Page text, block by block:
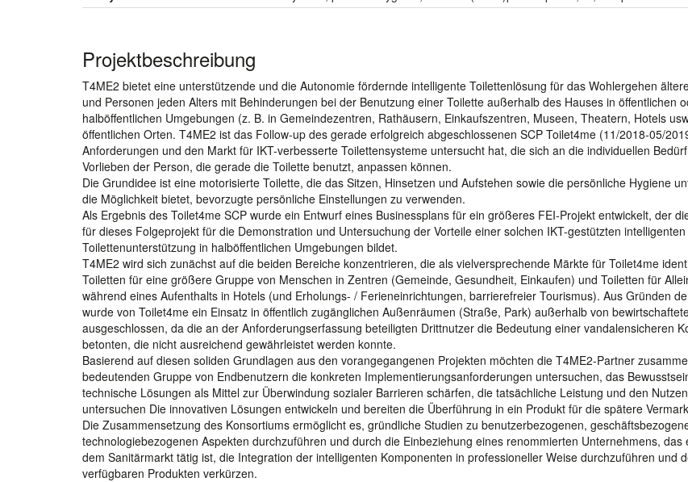
Projektbeschreibung
T4ME2 bietet eine unterstützende und die Autonomie fördernde intelligente Toilettenlösung für das Wohlergehen
und Personen jeden Alters mit Behinderungen bei der Benutzung einer Toilette außerhalb des Hauses in öffentlichen
halböffentlichen Umgebungen (z. B. in Gemeindezentren, Rathäusern, Einkaufszentren, Museen, Theatern, Hotels
öffentlichen Orten. T4ME2 ist das Follow-up des gerade erfolgreich abgeschlossenen SCP Toilet4me (11/2018-05/
Anforderungen und den Markt für IKT-verbesserte Toilettensysteme untersucht hat, die sich an die individuellen
Vorlieben der Person, die gerade die Toilette benutzt, anpassen können.
Die Grundidee ist eine motorisierte Toilette, die das Sitzen, Hinsetzen und Aufstehen sowie die persönliche Hygiene
die Möglichkeit bietet, bevorzugte persönliche Einstellungen zu verwenden.
Als Ergebnis des Toilet4me SCP wurde ein Entwurf eines Businessplans für ein größeres FEI-Projekt entwickelt, der
für dieses Folgeprojekt für die Demonstration und Untersuchung der Vorteile einer solchen IKT-gestützten intelligenten
Toilettenunterstützung in halböffentlichen Umgebungen bildet.
T4ME2 wird sich zunächst auf die beiden Bereiche konzentrieren, die als vielversprechende Märkte für Toilet4me
Toiletten für eine größere Gruppe von Menschen in Zentren (Gemeinde, Gesundheit, Einkaufen) und Toiletten für
während eines Aufenthalts in Hotels (und Erholungs- / Ferieneinrichtungen, barrierefreier Tourismus). Aus Gründen
wurde von Toilet4me ein Einsatz in öffentlich zugänglichen Außenräumen (Straße, Park) außerhalb von
ausgeschlossen, da die an der Anforderungserfassung beteiligten Drittnutzer die Bedeutung einer vandalensicheren
betonten, die nicht ausreichend gewährleistet werden konnte.
Basierend auf diesen soliden Grundlagen aus den vorangegangenen Projekten möchten die T4ME2-Partner
bedeutenden Gruppe von Endbenutzern die konkreten Implementierungsanforderungen untersuchen, das
technische Lösungen als Mittel zur Überwindung sozialer Barrieren schärfen, die tatsächliche Leistung und den
untersuchen Die innovativen Lösungen entwickeln und bereiten die Überführung in ein Produkt für die spätere
Die Zusammensetzung des Konsortiums ermöglicht es, gründliche Studien zu benutzerbezogenen,
technologiebezogenen Aspekten durchzuführen und durch die Einbeziehung eines renommierten Unternehmens, das
dem Sanitärmarkt tätig ist, die Integration der intelligenten Komponenten in professioneller Weise durchzuführen und
verfügbaren Produkten verkürzen.